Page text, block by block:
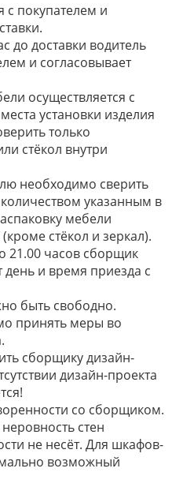
с покупателем и
до доставки водитель
и согласовывает
осуществляется с
установки изделия
только
стёкол внутри
необходимо сверить
указанным в
мебели
стёкол и зеркал).
21.00 часов сборщик
день и время приезда с
быть свободно.
принять меры во
сборщику дизайн-
дизайн-проекта
со сборщиком.
стен
не несёт. Для шкафов-
возможный